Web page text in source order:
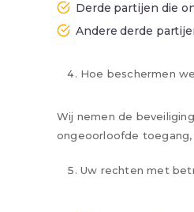
Derde partijen die
Andere derde
Hoe beschermen
Wij nemen de
ongeoorloofde
Uw rechten met